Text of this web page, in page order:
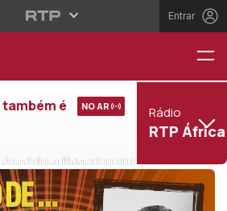
Entrar
também é
NO AR Rádio
RTP África